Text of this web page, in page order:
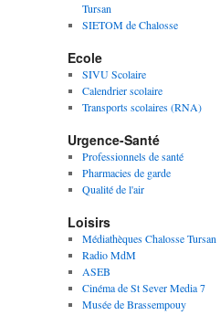
Tursan
SIETOM de Chalosse
Ecole
SIVU Scolaire
Calendrier scolaire
Transports scolaires (RNA)
Urgence-Santé
Professionnels de santé
Pharmacies de garde
Qualité de l'air
Loisirs
Médiathèques Chalosse Tursan
Radio MdM
ASEB
Cinéma de St Sever Media 7
Musée de Brassempouy